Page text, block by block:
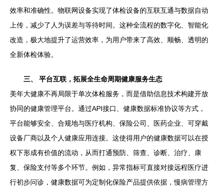
效率和准确性。物联网设备实现了体检设备的互联互通与数据自动
上传，减少了人为误差与等待时间。这种全流程的数字化、智能化
改造，极大地提升了运营效率，为用户带来了高效、顺畅、透明的
全新体检体验。
三、 平台互联，拓展全生命周期健康服务生态
美年大健康不再局限于单次体检服务，而是借助信息技术构建开放
协同的健康管理平台。通过API接口、健康数据标准协议等方式，
平台能够安全、合规地与医疗机构、保险公司、医药企业、可穿戴
设备厂商以及个人健康应用连接。这使得用户的健康数据可以在授
权下形成有价值的流动，从而打通预防、筛查、诊断、治疗、康
复、保险支付等多个环节。例如，异常指标可直接对接远程医疗进
行初步问诊，健康数据可为定制化保险产品提供依据，慢病管理方